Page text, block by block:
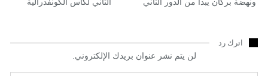
ونهضة بركان يبدأ من الدور الثاني
الثاني لكأس الكونفدرالية
اترك رد
لن يتم نشر عنوان بريدك الإلكتروني.